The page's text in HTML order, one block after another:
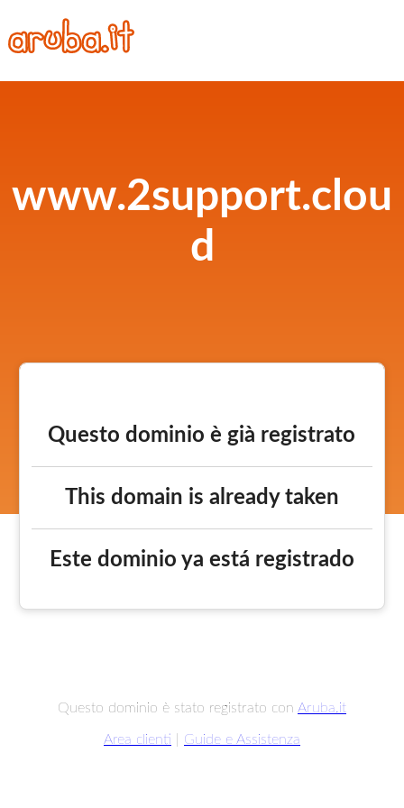
www.2support.clou
d
Questo dominio è già registrato
This domain is already taken
Este dominio ya está registrado
Questo dominio è stato registrato con Aruba.it
Area clienti Guide e Assistenza